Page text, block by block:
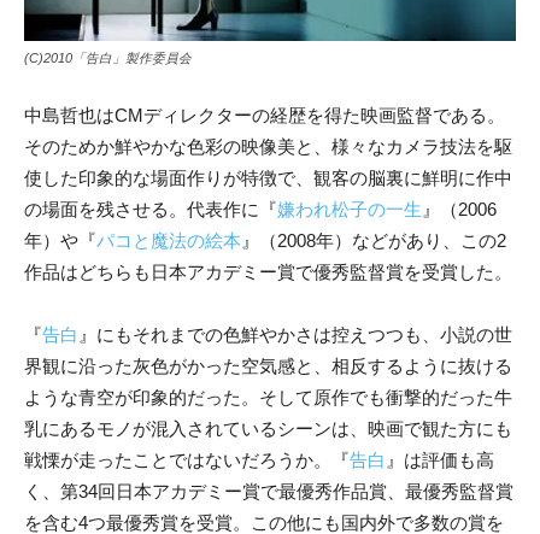
(C)2010「告白」製作委員会
中島哲也はCMディレクターの経歴を得た映画監督である。
そのためか鮮やかな色彩の映像美と、様々なカメラ技法を駆
使した印象的な場面作りが特徴で、観客の脳裏に鮮明に作中
の場面を残させる。代表作に『嫌われ松子の一生 』（2006
年）や『パコと魔法の絵本 』（2008年）などがあり、この2
作品はどちらも日本アカデミー賞で優秀監督賞を受賞した。
『告白 』にもそれまでの色鮮やかさは控えつつも、小説の世
界観に沿った灰色がかった空気感と、相反するように抜ける
ような青空が印象的だった。そして原作でも衝撃的だった牛
乳にあるモノが混入されているシーンは、映画で観た方にも
戦慄が走ったことではないだろうか。『告白 』は評価も高
く、第34回日本アカデミー賞で最優秀作品賞、最優秀監督賞
を含む4つ最優秀賞を受賞。この他にも国内外で多数の賞を